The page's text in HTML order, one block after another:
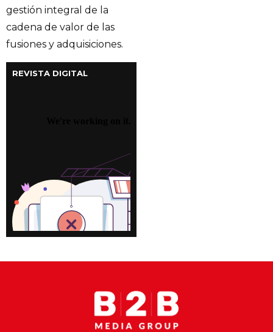
gestión integral de la
cadena de valor de las
fusiones y adquisiciones.
REVISTA DIGITAL